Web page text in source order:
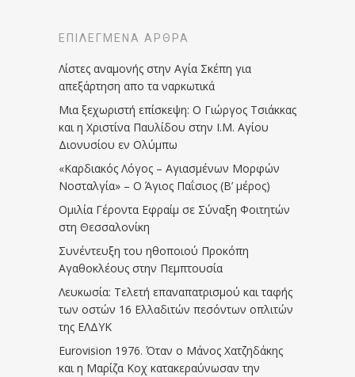
ΕΠΙΛΕΓΜΈΝΑ ΆΡΘΡΑ
Λίστες αναμονής στην Αγία Σκέπη για
απεξάρτηση απο τα ναρκωτικά
Μια ξεχωριστή επίσκεψη: Ο Γιώργος Τσιάκκας
και η Χριστίνα Παυλίδου στην Ι.Μ. Αγίου
Διονυσίου εν Ολύμπω
«Καρδιακός Λόγος – Αγιασμένων Μορφών
Νοσταλγία» – Ο Άγιος Παΐσιος (Β’ μέρος)
Ομιλία Γέροντα Εφραίμ σε Σύναξη Φοιτητών
στη Θεσσαλονίκη
Συνέντευξη του ηθοποιού Προκόπη
Αγαθοκλέους στην Πεμπτουσία
Λευκωσία: Τελετή επαναπατρισμού και ταφής
των οστών 16 Ελλαδιτών πεσόντων οπλιτών
της ΕΛΔΥΚ
Eurovision 1976. Όταν ο Μάνος Χατζηδάκης
και η Μαρίζα Κοχ κατακεραύνωσαν την